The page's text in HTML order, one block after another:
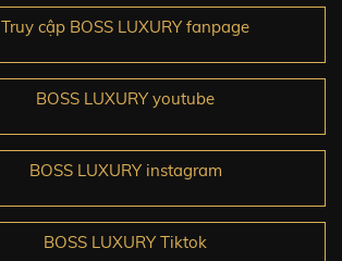
Truy cập BOSS LUXURY fanpage
BOSS LUXURY youtube
BOSS LUXURY instagram
BOSS LUXURY Tiktok